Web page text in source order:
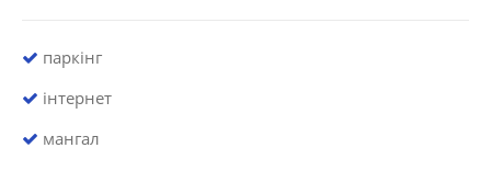
паркінг
інтернет
мангал